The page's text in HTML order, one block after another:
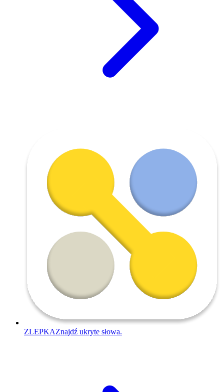
ZLEPKAZnajdź ukryte słowa.